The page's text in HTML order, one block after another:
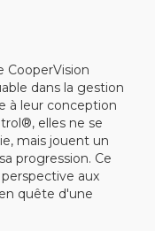
CooperVision
dans la gestion
à leur conception
elles ne se
mais jouent un
progression. Ce
aux
quête d'une